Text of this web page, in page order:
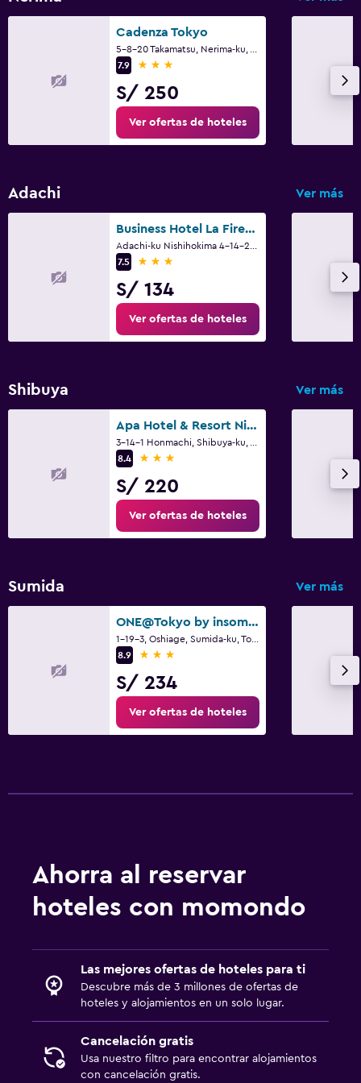
Estacionamiento y transporte
Cadenza Tokyo
7.9
3 estrellas
S/ 250
Ver ofertas de hoteles
Adachi Ver más
Business Hotel La Firenze
7.5
3 estrellas
S/ 134
Ver ofertas de hoteles
Shibuya Ver más
Apa Hotel & Resort Nishishinjuku Gochome Ekimae Tower
8.4
3 estrellas
S/ 220
Ver ofertas de hoteles
Sumida Ver más
ONE@Tokyo by insomnia
8.9
3 estrellas
S/ 234
Ver ofertas de hoteles
Ahorra al reservar
hoteles con momondo
Las mejores ofertas de hoteles para ti
Descubre más de 3 millones de ofertas de
hoteles y alojamientos en un solo lugar.
Cancelación gratis
Usa nuestro filtro para encontrar alojamientos
con cancelación gratis.